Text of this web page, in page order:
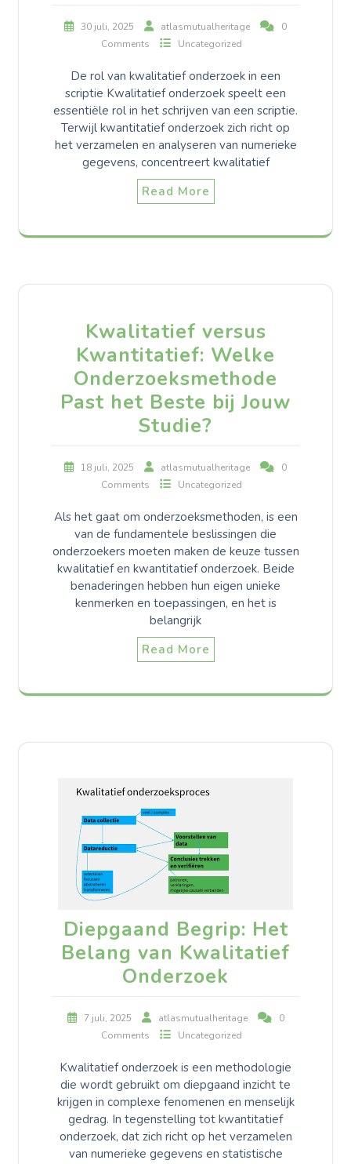
30 juli, 2025 atlasmutualheritage
0
Comments
Uncategorized
De rol van kwalitatief onderzoek in een
scriptie Kwalitatief onderzoek speelt een
essentiële rol in het schrijven van een scriptie.
Terwijl kwantitatief onderzoek zich richt op
het verzamelen en analyseren van numerieke
gegevens, concentreert kwalitatief
Read More
Kwalitatief versus
Kwantitatief: Welke
Onderzoeksmethode
Past het Beste bij Jouw
Studie?
18 juli, 2025 atlasmutualheritage
0
Comments
Uncategorized
Als het gaat om onderzoeksmethoden, is een
van de fundamentele beslissingen die
onderzoekers moeten maken de keuze tussen
kwalitatief en kwantitatief onderzoek. Beide
benaderingen hebben hun eigen unieke
kenmerken en toepassingen, en het is
belangrijk
Read More
Diepgaand Begrip: Het
Belang van Kwalitatief
Onderzoek
7 juli, 2025 atlasmutualheritage
0
Comments
Uncategorized
Kwalitatief onderzoek is een methodologie
die wordt gebruikt om diepgaand inzicht te
krijgen in complexe fenomenen en menselijk
gedrag. In tegenstelling tot kwantitatief
onderzoek, dat zich richt op het verzamelen
van numerieke gegevens en statistische